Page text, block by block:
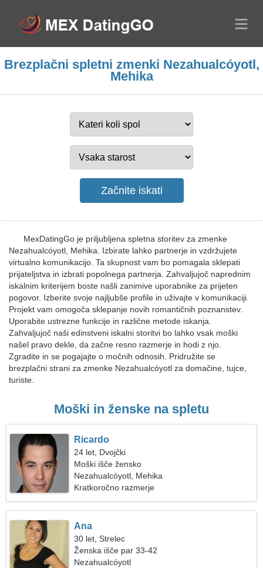
Brezplačni spletni zmenki Nezahualcóyotl,
Mehika
MexDatingGo je priljubljena spletna storitev za zmenke
Nezahualcóyotl, Mehika. Izbirate lahko partnerje in vzdržujete
virtualno komunikacijo. Ta skupnost vam bo pomagala sklepati
prijateljstva in izbrati popolnega partnerja. Zahvaljujoč naprednim
iskalnim kriterijem boste našli zanimive uporabnike za prijeten
pogovor. Izberite svoje najljubše profile in uživajte v komunikaciji.
Projekt vam omogoča sklepanje novih romantičnih poznanstev.
Uporabite ustrezne funkcije in različne metode iskanja.
Zahvaljujoč naši edinstveni iskalni storitvi bo lahko vsak moški
našel pravo dekle, da začne resno razmerje in hodi z njo.
Zgradite in se pogajajte o močnih odnosih. Pridružite se
brezplačni strani za zmenke Nezahualcóyotl za domačine, tujce,
turiste.
Moški in ženske na spletu
Ricardo
24 let, Dvojčki
Moški išče žensko
Nezahualcóyotl, Mehika
Kratkoročno razmerje
Ana
30 let, Strelec
Ženska išče par 33-42
Nezahualcóyotl